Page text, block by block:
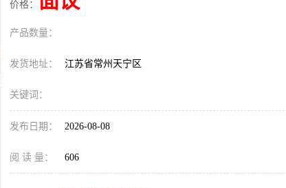
价格：
产品数量：
发货地址： 江苏省常州天宁区
关键词：
发布日期： 2026-08-08
阅 读 量： 606